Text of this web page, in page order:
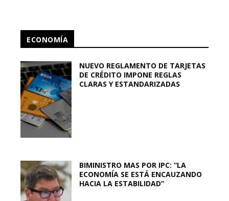
ECONOMÍA
NUEVO REGLAMENTO DE TARJETAS
DE CRÉDITO IMPONE REGLAS
CLARAS Y ESTANDARIZADAS
BIMINISTRO MAS POR IPC: “LA
ECONOMÍA SE ESTÁ ENCAUZANDO
HACIA LA ESTABILIDAD”